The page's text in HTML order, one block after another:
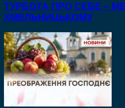
ТУРБОТА ПРО СЕБЕ –
ХМЕЛЬНИЦЬКОМУ